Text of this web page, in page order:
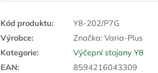
Kód produktu:
Y8-202/P7G
Výrobce:
Značka: Varia-Plus
Kategorie:
Výčepní stojany Y8
EAN: 8594216043309